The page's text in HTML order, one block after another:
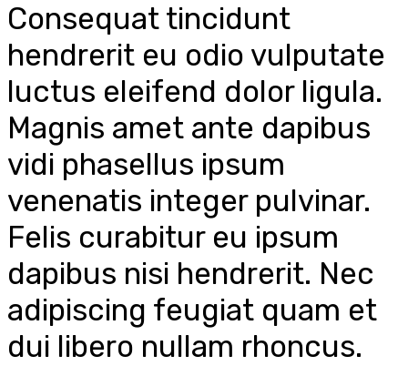
Consequat tincidunt
hendrerit eu odio vulputate
luctus eleifend dolor ligula.
Magnis amet ante dapibus
vidi phasellus ipsum
venenatis integer pulvinar.
Felis curabitur eu ipsum
dapibus nisi hendrerit. Nec
adipiscing feugiat quam et
dui libero nullam rhoncus.